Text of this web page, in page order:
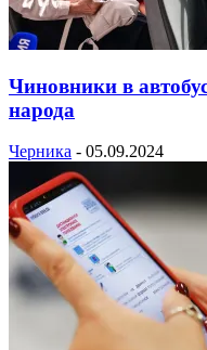
Чиновники в
народа
Черника - 05.09.2024